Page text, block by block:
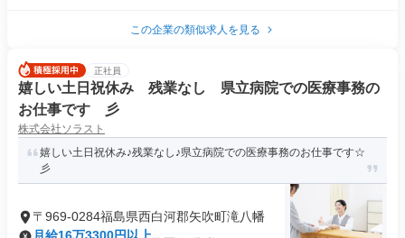
この企業の類似求人を見る
正社員
嬉しい土日祝休み 残業なし 県立病院での医療事務の
お仕事です 彡
株式会社ソラスト
嬉しい土日祝休み♪残業なし♪県立病院での医療事務のお仕事です☆
彡
〒969-0284福島県西白河郡矢吹町滝八幡